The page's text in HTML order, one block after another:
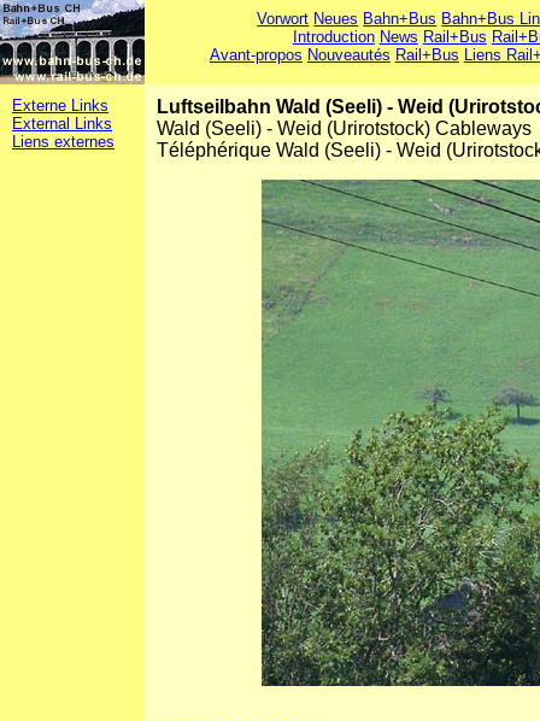
Vorwort Neues Bahn+Bus Bahn+Bus
Introduction News Rail+Bus
Avant-propos Nouveautés Rail+Bus Liens
Externe Links
External Links
Liens externes
Luftseilbahn Wald (Seeli) - Weid
Wald (Seeli) - Weid (Urirotstock) Cableways
Téléphérique Wald (Seeli) - Weid